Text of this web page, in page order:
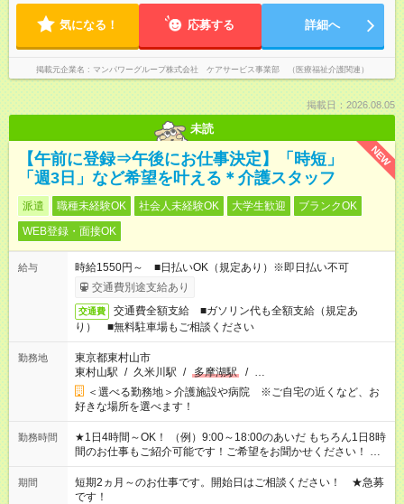
気になる！ 応募する 詳細へ
掲載元企業名 マンパワーグループ株式会社 ケアサービス事業部 （医療福祉介護関連）
掲載日：2026.08.05
未読
NEW
【午前に登録⇒午後にお仕事決定】「時短」
「週3日」など希望を叶える＊介護スタッフ
派遣 職種未経験OK 社会人未経験OK 大学生歓迎
ブランクOK
WEB登録・面接OK
給与
時給1550円～ ■日払いOK（規定あり）※即日払い不可
交通費別途支給あり
交通費
交通費全額支給 ■ガソリン代も全額支給（規定あ
り） ■無料駐車場もご相談ください
勤務地
東京都東村山市
東村山駅 / 久米川駅 / 多摩湖駅 / …
＜選べる勤務地＞介護施設や病院 ※ご自宅の近くなど、お
好きな場所を選べます！
勤務時間
★1日4時間～OK！ （例）9:00～18:00のあいだ もちろん1日8時
間のお仕事もご紹介可能です！ご希望をお聞かせください！ ※
週最低15時間以上の勤務が必要です
期間
短期2ヵ月～のお仕事です。開始日はご相談ください！ ★急募
です！